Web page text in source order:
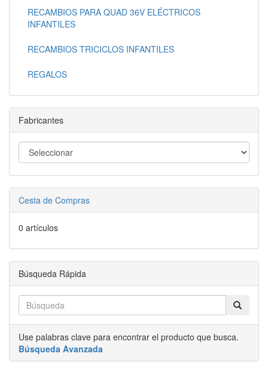
RECAMBIOS PARA QUAD 36V ELÉCTRICOS
INFANTILES
RECAMBIOS TRICICLOS INFANTILES
REGALOS
Fabricantes
Cesta de Compras
0 artículos
Búsqueda Rápida
Use palabras clave para encontrar el producto que busca.
Búsqueda Avanzada